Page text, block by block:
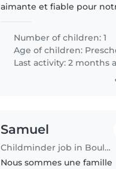
aimante et fiable pour
Nous préférons que la
sitter vienne à notre
Number of children: 1
Age of children:
Last activity: 2 months
Samuel
Childminder job in Boulogne-Billancourt
Nous sommes une famille